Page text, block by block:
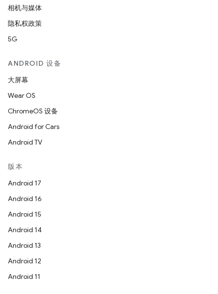
相机与媒体
隐私权政策
5G
ANDROID 设备
大屏幕
Wear OS
ChromeOS 设备
Android for Cars
Android TV
版本
Android 17
Android 16
Android 15
Android 14
Android 13
Android 12
Android 11